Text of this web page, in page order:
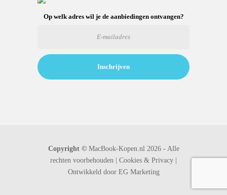
Op welk adres wil je de aanbiedingen ontvangen?
Copyright ©MacBook-Kopen.nl 2026 - Alle
rechten voorbehouden | Cookies & Privacy |
Ontwikkeld door EG Marketing